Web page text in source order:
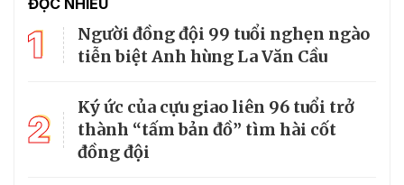
ĐỌC NHIỀU
1
Người đồng đội 99 tuổi nghẹn ngào
tiễn biệt Anh hùng La Văn Cầu
2
Ký ức của cựu giao liên 96 tuổi trở
thành “tấm bản đồ” tìm hài cốt
đồng đội